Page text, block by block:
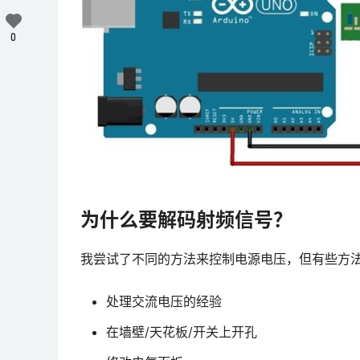
为什么要解码射频信号？
我尝试了不同的方法来控制电源电压，但有些方
处理交流电压的经验
在墙壁/天花板/开关上开孔
0